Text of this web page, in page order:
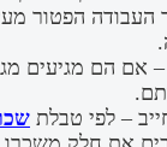
העבודה הפטור
– אם הם מגיעים
– לפי טבלת